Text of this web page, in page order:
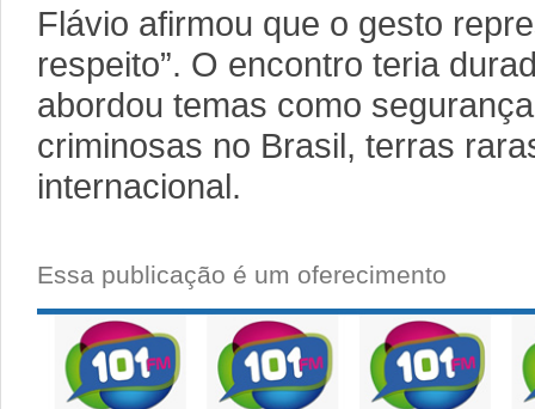
Flávio afirmou que o gesto
respeito”. O encontro teria
abordou temas como
criminosas no Brasil, terras
internacional.
Essa publicação é um oferecimento